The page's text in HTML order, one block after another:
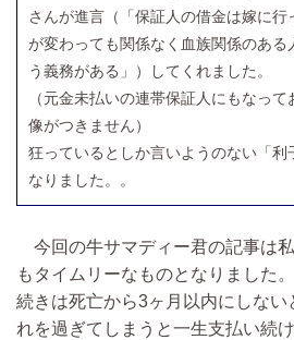
さんが進言（「保証人の借金は嫁に
が変わっても関係なく血族関係のあ
う義務がある」）してくれました。
（元金未払いの連帯保証人にもなっ
像がつきません）
狂っているとしか言いようのない「利
なりました。。
今回の牛サマディー君の記事は
もタイムリーなものとなりました
続きは死亡から3ヶ月以内にしない
れを過ぎてしまうと一生支払い続